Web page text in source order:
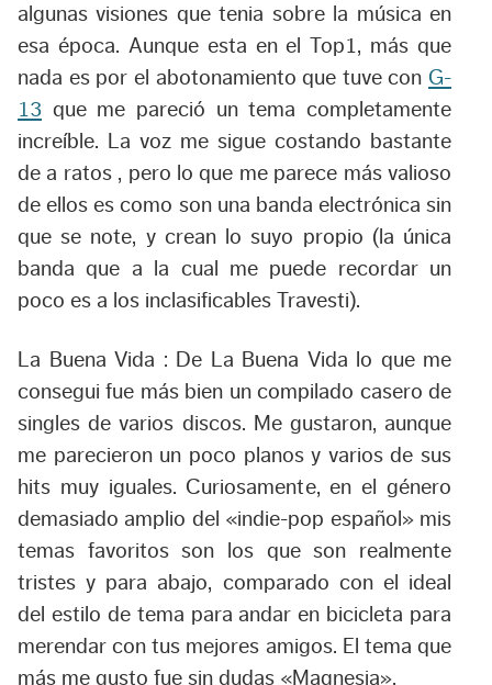
algunas visiones que tenia sobre la música en
esa época. Aunque esta en el Top1, más que
nada es por el abotonamiento que tuve con G-
13 que me pareció un tema completamente
increíble. La voz me sigue costando bastante
de a ratos , pero lo que me parece más valioso
de ellos es como son una banda electrónica sin
que se note, y crean lo suyo propio (la única
banda que a la cual me puede recordar un
poco es a los inclasificables Travesti).
La Buena Vida : De La Buena Vida lo que me
consegui fue más bien un compilado casero de
singles de varios discos. Me gustaron, aunque
me parecieron un poco planos y varios de sus
hits muy iguales. Curiosamente, en el género
demasiado amplio del «indie-pop español» mis
temas favoritos son los que son realmente
tristes y para abajo, comparado con el ideal
del estilo de tema para andar en bicicleta para
merendar con tus mejores amigos. El tema que
más me gusto fue sin dudas «Magnesia».